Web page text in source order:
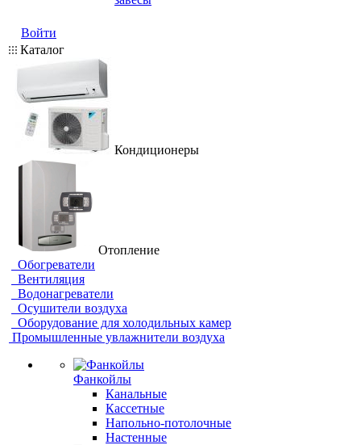
Войти
Каталог
Кондиционеры
Отопление
Обогреватели
Вентиляция
Водонагреватели
Осушители воздуха
Оборудование для холодильных камер
Промышленные увлажнители воздуха
Фанкойлы
Канальные
Кассетные
Напольно-потолочные
Настенные